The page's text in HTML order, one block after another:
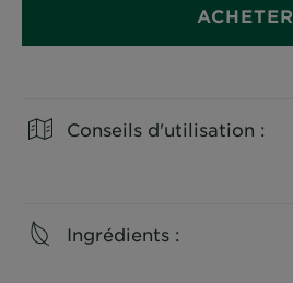
ACHETER
Conseils d'utilisation :
Ingrédients :